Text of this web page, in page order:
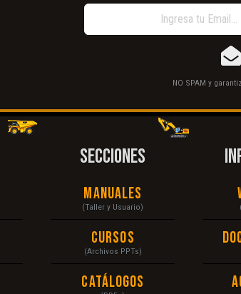
NO SPAM y
SECCIONES
Manuales
(Taller y Usuario)
Cursos
(Archivos PPTs)
Catálogos